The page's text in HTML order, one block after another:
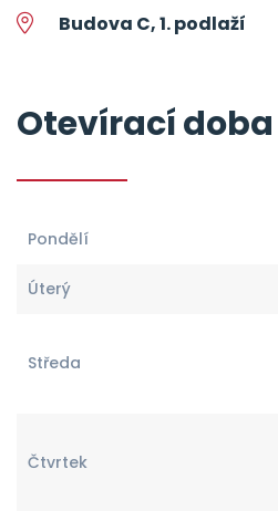
Budova C, 1. podlaží
Otevírací doba
Pondělí
Úterý
Středa
Čtvrtek